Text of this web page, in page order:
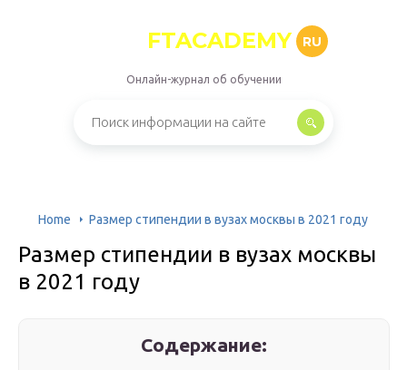
FTACADEMY RU
Онлайн-журнал об обучении
Home Размер стипендии в вузах москвы в 2021 году
Размер стипендии в вузах москвы
в 2021 году
Содержание: